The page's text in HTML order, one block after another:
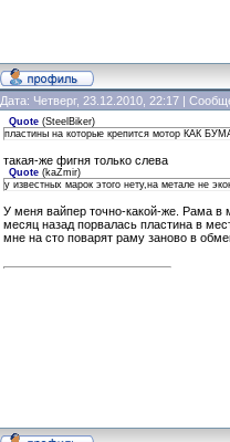
Дата: Четверг, 23.12.2010, 22:17 |
Quote (SteelBiker)
пластины на которые крепится мотор КАК
такая-же фигня только слева
Quote (kaZmir)
у известных марок этого нету,на метале не
У меня вайпер точно-какой-же. Рама в
месяц назад порвалась пластина в
мне на сто поварят раму заново в